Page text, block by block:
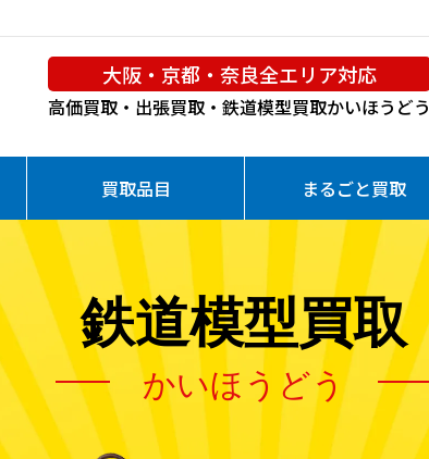
大阪・京都・奈良全エリア対応
高価買取・出張買取・鉄道模型買取かいほうどう
買取品目 まるごと買取
鉄道模型買取
かいほうどう